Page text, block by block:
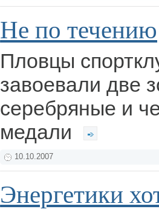
Не по течению
Пловцы
завоевали две
серебряные и
медали
10.10.2007
Энергетики